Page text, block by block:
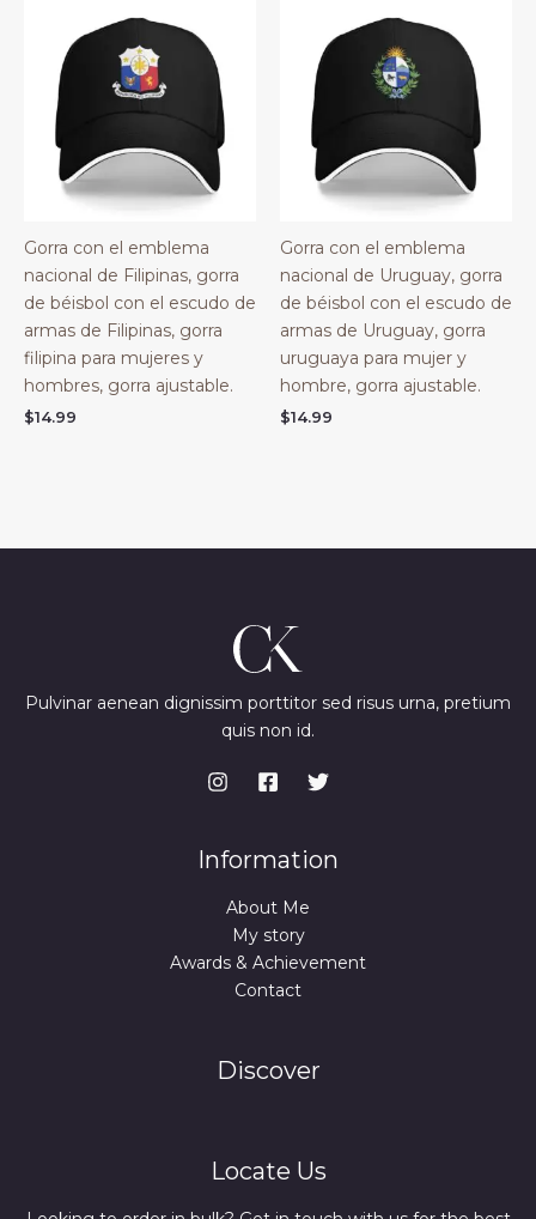
Gorra con el emblema
nacional de Filipinas, gorra
de béisbol con el escudo de
armas de Filipinas, gorra
filipina para mujeres y
hombres, gorra ajustable.
$14.99
Gorra con el emblema
nacional de Uruguay, gorra
de béisbol con el escudo de
armas de Uruguay, gorra
uruguaya para mujer y
hombre, gorra ajustable.
$14.99
Pulvinar aenean dignissim porttitor sed risus urna, pretium
quis non id.
Information
About Me
My story
Awards & Achievement
Contact
Discover
Locate Us